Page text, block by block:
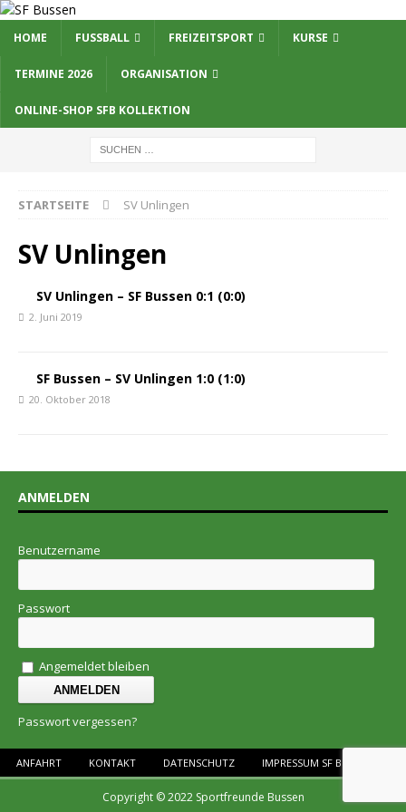
HOME FUSSBALL FREIZEITSPORT KURSE
TERMINE 2026 ORGANISATION
ONLINE-SHOP SFB KOLLEKTION
STARTSEITE SV Unlingen
SV Unlingen
SV Unlingen – SF Bussen 0:1 (0:0)
2. Juni 2019
SF Bussen – SV Unlingen 1:0 (1:0)
20. Oktober 2018
ANMELDEN
Benutzername
Passwort
Angemeldet bleiben
Passwort vergessen?
ANFAHRT KONTAKT DATENSCHUTZ IMPRESSUM SF BUSSEN E.V.
Copyright © 2022 Sportfreunde Bussen